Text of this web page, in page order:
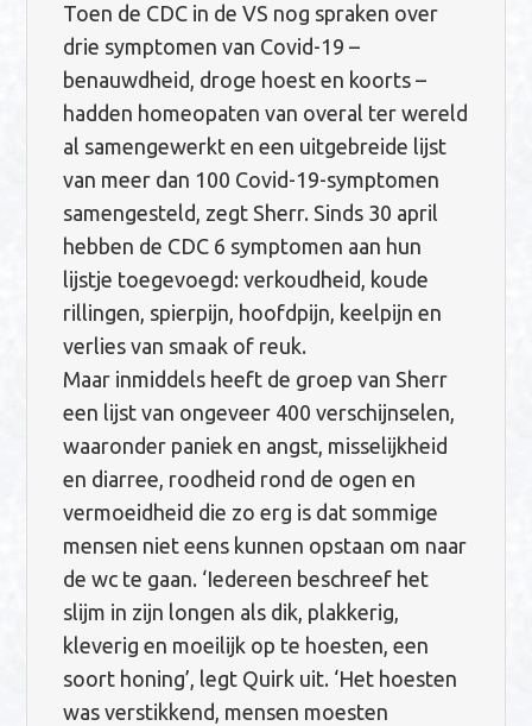
Toen de CDC in de VS nog spraken over
drie symptomen van Covid-19 –
benauwdheid, droge hoest en koorts –
hadden homeopaten van overal ter wereld
al samengewerkt en een uitgebreide lijst
van meer dan 100 Covid-19-symptomen
samengesteld, zegt Sherr. Sinds 30 april
hebben de CDC 6 symptomen aan hun
lijstje toegevoegd: verkoudheid, koude
rillingen, spierpijn, hoofdpijn, keelpijn en
verlies van smaak of reuk.
Maar inmiddels heeft de groep van Sherr
een lijst van ongeveer 400 verschijnselen,
waaronder paniek en angst, misselijkheid
en diarree, roodheid rond de ogen en
vermoeidheid die zo erg is dat sommige
mensen niet eens kunnen opstaan om naar
de wc te gaan. ‘Iedereen beschreef het
slijm in zijn longen als dik, plakkerig,
kleverig en moeilijk op te hoesten, een
soort honing’, legt Quirk uit. ‘Het hoesten
was verstikkend, mensen moesten